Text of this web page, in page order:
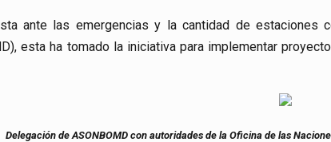
ante las emergencias y la cantidad de estaciones
esta ha tomado la iniciativa para implementar
Delegación de ASONBOMD con autoridades de la Oficina de las